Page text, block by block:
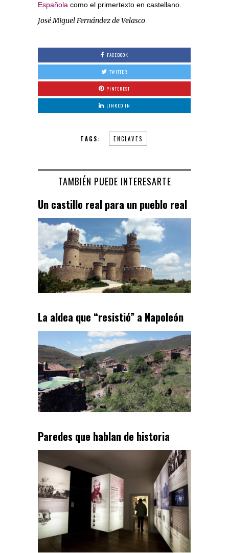
Española como el primertexto en castellano.
José Miguel Fernández de Velasco
FACEBOOK
TWITTER
PINTEREST
LINKED IN
TAGS: ENCLAVES
TAMBIÉN PUEDE INTERESARTE
Un castillo real para un pueblo real
La aldea que “resistió” a Napoleón
Paredes que hablan de historia